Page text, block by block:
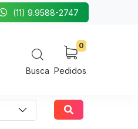
(11) 9.9588-2747
Busca
0
Pedidos